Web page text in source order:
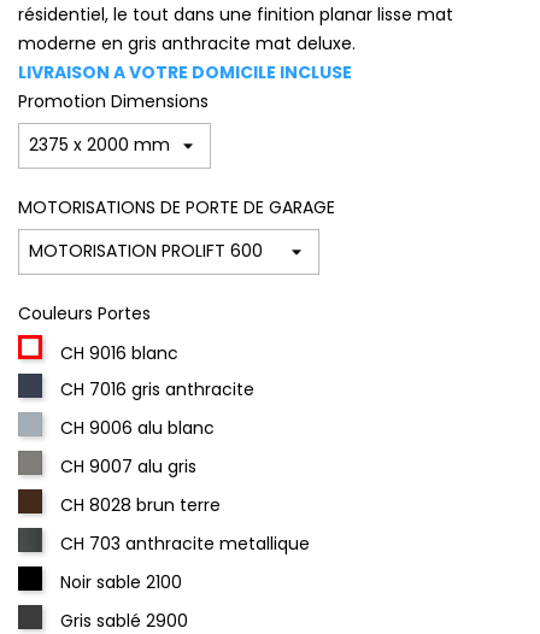
résidentiel, le tout dans une finition planar lisse mat
moderne en gris anthracite mat deluxe.
LIVRAISON A VOTRE DOMICILE INCLUSE
Promotion Dimensions
MOTORISATIONS DE PORTE DE GARAGE
Couleurs Portes
CH 9016 blanc
CH 7016 gris anthracite
CH 9006 alu blanc
CH 9007 alu gris
CH 8028 brun terre
CH 703 anthracite metallique
Noir sable 2100
Gris sablé 2900